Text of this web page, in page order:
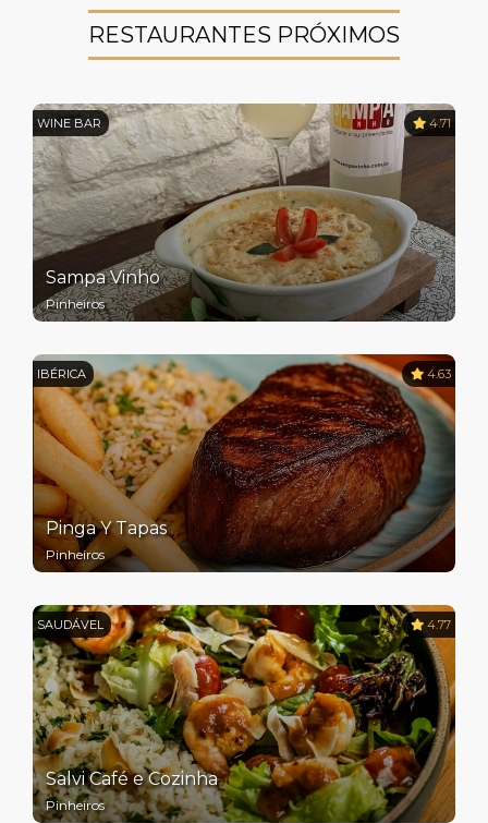
RESTAURANTES PRÓXIMOS
WINE BAR 4.71
Sampa Vinho
Pinheiros
IBÉRICA 4.63
Pinga Y Tapas
Pinheiros
SAUDÁVEL 4.77
Salvi Café e Cozinha
Pinheiros